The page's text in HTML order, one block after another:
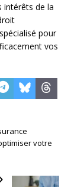
intérêts de la
pour
vos
votre